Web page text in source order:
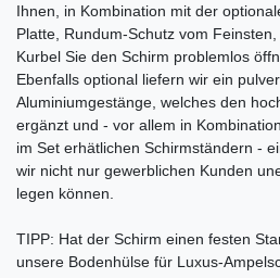
Ihnen, in Kombination mit der
Platte, Rundum-Schutz vom
Kurbel Sie den Schirm problemlos
Ebenfalls optional liefern wir ein
Aluminiumgestänge, welches den
ergänzt und - vor allem in
im Set erhätlichen Schirmständern -
wir nicht nur gewerblichen Kunden
legen können.
TIPP: Hat der Schirm einen festen
unsere Bodenhülse für Luxus-